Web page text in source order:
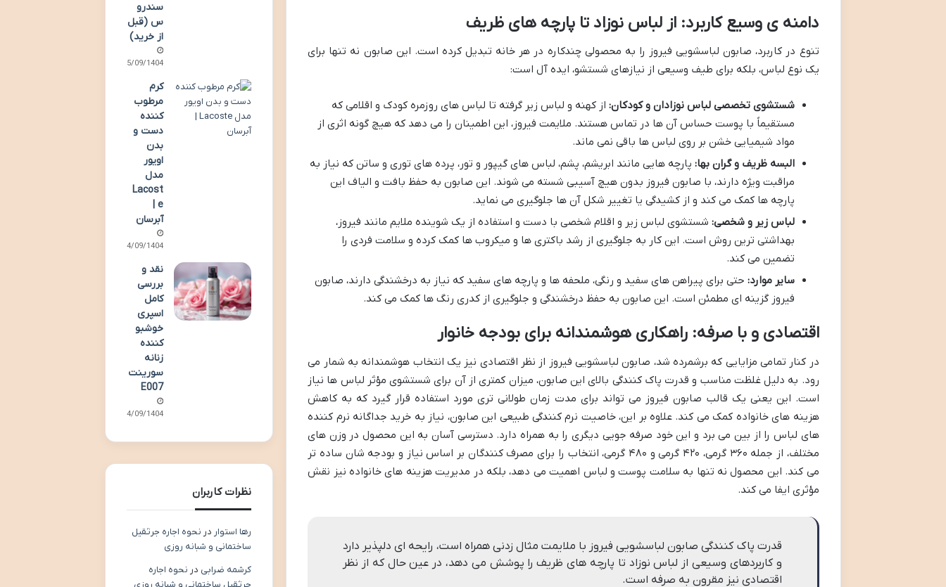
دامنه ی وسیع کاربرد: از لباس نوزاد تا پارچه های ظریف
تنوع در کاربرد، صابون لباسشویی فیروز را به محصولی چندکاره در هر خانه تبدیل کرده است. این صابون نه تنها برای
یک نوع لباس، بلکه برای طیف وسیعی از نیازهای شستشو، ایده آل است:
شستشوی تخصصی لباس نوزادان و کودکان: از کهنه و لباس زیر گرفته تا لباس های روزمره کودک و اقلامی که
مستقیماً با پوست حساس آن ها در تماس هستند. ملایمت فیروز، این اطمینان را می دهد که هیچ گونه اثری از
مواد شیمیایی خشن بر روی لباس ها باقی نمی ماند.
البسه ظریف و گران بها: پارچه هایی مانند ابریشم، پشم، لباس های گیپور و تور، پرده های توری و ساتن که نیاز به
مراقبت ویژه دارند، با صابون فیروز بدون هیچ آسیبی شسته می شوند. این صابون به حفظ بافت و الیاف این
پارچه ها کمک می کند و از کشیدگی یا تغییر شکل آن ها جلوگیری می نماید.
لباس زیر و شخصی: شستشوی لباس زیر و اقلام شخصی با دست و استفاده از یک شوینده ملایم مانند فیروز،
بهداشتی ترین روش است. این کار به جلوگیری از رشد باکتری ها و میکروب ها کمک کرده و سلامت فردی را
تضمین می کند.
سایر موارد: حتی برای پیراهن های سفید و رنگی، ملحفه ها و پارچه های سفید که نیاز به درخشندگی دارند، صابون
فیروز گزینه ای مطمئن است. این صابون به حفظ درخشندگی و جلوگیری از کدری رنگ ها کمک می کند.
اقتصادی و با صرفه: راهکاری هوشمندانه برای بودجه خانوار
در کنار تمامی مزایایی که برشمرده شد، صابون لباسشویی فیروز از نظر اقتصادی نیز یک انتخاب هوشمندانه به شمار می
رود. به دلیل غلظت مناسب و قدرت پاک کنندگی بالای این صابون، میزان کمتری از آن برای شستشوی مؤثر لباس ها نیاز
است. این یعنی یک قالب صابون فیروز می تواند برای مدت زمان طولانی تری مورد استفاده قرار گیرد که به کاهش
هزینه های خانواده کمک می کند. علاوه بر این، خاصیت نرم کنندگی طبیعی این صابون، نیاز به خرید جداگانه نرم کننده
های لباس را از بین می برد و این خود صرفه جویی دیگری را به همراه دارد. دسترسی آسان به این محصول در وزن های
مختلف، از جمله ۳۶۰ گرمی، ۴۲۰ گرمی و ۴۸۰ گرمی، انتخاب را برای مصرف کنندگان بر اساس نیاز و بودجه شان ساده تر
می کند. این محصول نه تنها به سلامت پوست و لباس اهمیت می دهد، بلکه در مدیریت هزینه های خانواده نیز نقش
مؤثری ایفا می کند.
قدرت پاک کنندگی صابون لباسشویی فیروز با ملایمت مثال زدنی همراه است، رایحه ای دلپذیر دارد
و کاربردهای وسیعی از لباس نوزاد تا پارچه های ظریف را پوشش می دهد، در عین حال که از نظر
اقتصادی نیز مقرون به صرفه است.
سندرو
س (قبل
از خرید)
15/09/1404
کرم
مرطوب
کننده
دست و
بدن
اویور
مدل
Lacost
e |
آبرسان
14/09/1404
نقد و
بررسی
کامل
اسپری
خوشبو
کننده
زنانه
سورینت
E007
14/09/1404
نظرات کاربران
رها استوار در نحوه اجاره جرثقیل
ساختمانی و شبانه روزی
کرشمه ضرابی در نحوه اجاره
جرثقیل ساختمانی و شبانه روزی